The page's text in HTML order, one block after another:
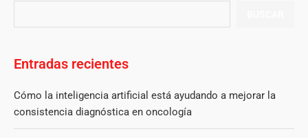
Entradas recientes
Cómo la inteligencia artificial está ayudando a mejorar la
consistencia diagnóstica en oncología